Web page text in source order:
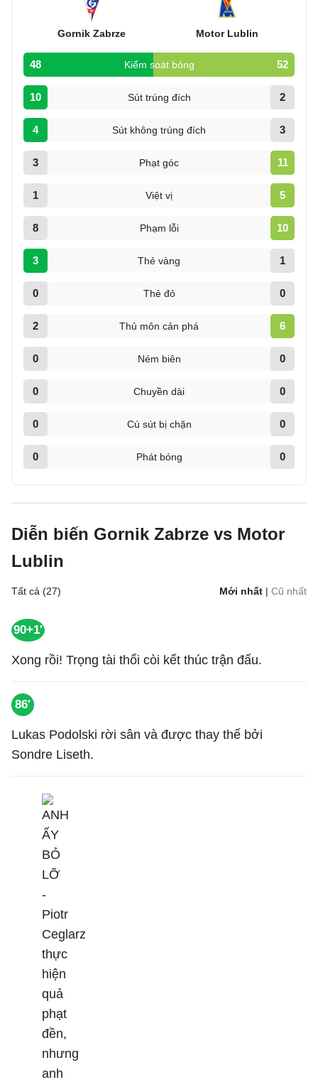
Gornik Zabrze Motor Lublin
48 Kiểm soát bóng 52
10 Sút trúng đích 2
4 Sút không trúng đích 3
3 Phạt góc 11
1 Việt vị 5
8 Phạm lỗi 10
3 Thẻ vàng 1
0 Thẻ đỏ 0
2 Thủ môn cản phá 6
0 Ném biên 0
0 Chuyền dài 0
0 Cú sút bị chặn 0
0 Phát bóng 0
Diễn biến Gornik Zabrze vs Motor
Lublin
Tất cả (27) Mới nhất | Cũ nhất
90+1'
Xong rồi! Trọng tài thổi còi kết thúc trận đấu.
86'
Lukas Podolski rời sân và được thay thế bởi
Sondre Liseth.